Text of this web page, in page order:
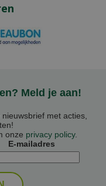
Meld je aan!
met acties,
onze privacy policy.
E-mailadres